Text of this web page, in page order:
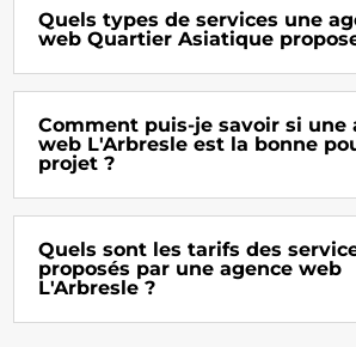
Quels types de services une
web Quartier Asiatique
Comment puis-je savoir si une
web L'Arbresle est la bonne
projet ?
Quels sont les tarifs des
proposés par une agence web
L'Arbresle ?